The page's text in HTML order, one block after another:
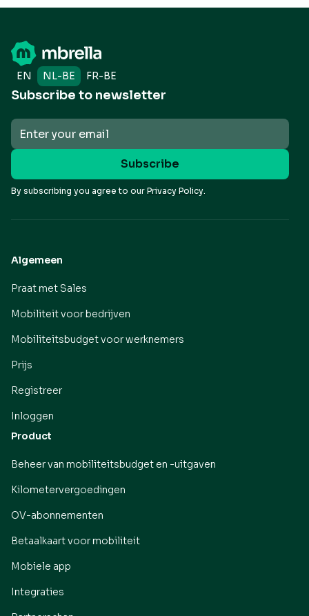
EN NL-BE FR-BE
Subscribe to newsletter
By subscribing you agree to our Privacy Policy.
Algemeen
Praat met Sales
Mobiliteit voor bedrijven
Mobiliteitsbudget voor werknemers
Prijs
Registreer
Inloggen
Product
Beheer van mobiliteitsbudget en -uitgaven
Kilometervergoedingen
OV-abonnementen
Betaalkaart voor mobiliteit
Mobiele app
Integraties